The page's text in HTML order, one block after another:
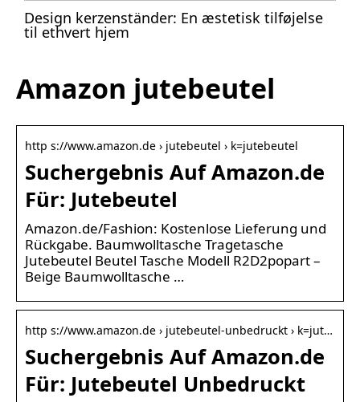
Design kerzenständer: En æstetisk tilføjelse
til ethvert hjem
Amazon jutebeutel
http s://www.amazon.de › jutebeutel › k=jutebeutel
Suchergebnis Auf Amazon.de
Für: Jutebeutel
Amazon.de/Fashion: Kostenlose Lieferung und
Rückgabe. Baumwolltasche Tragetasche
Jutebeutel Beutel Tasche Modell R2D2popart –
Beige Baumwolltasche …
http s://www.amazon.de › jutebeutel-unbedruckt › k=jut…
Suchergebnis Auf Amazon.de
Für: Jutebeutel Unbedruckt